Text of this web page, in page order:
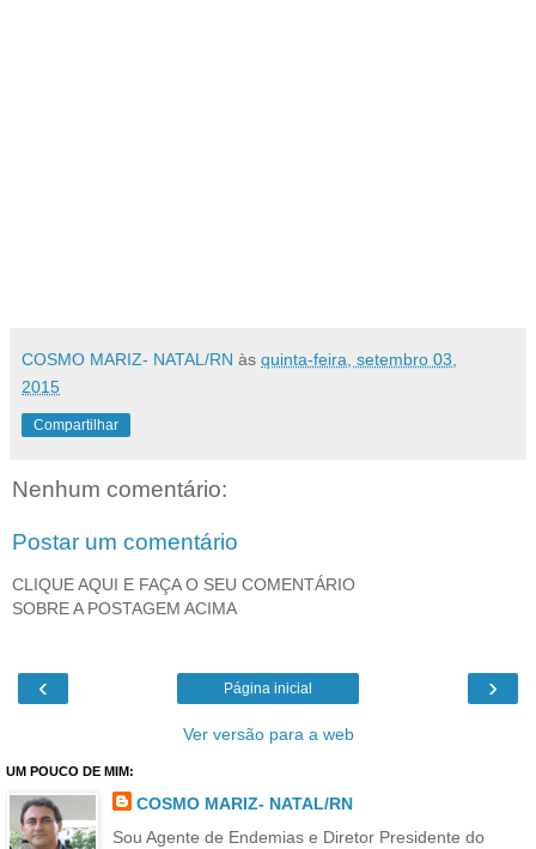
COSMO MARIZ- NATAL/RN às quinta-feira, setembro 03,
2015
Compartilhar
Nenhum comentário:
Postar um comentário
CLIQUE AQUI E FAÇA O SEU COMENTÁRIO
SOBRE A POSTAGEM ACIMA
‹ ›
Página inicial
Ver versão para a web
UM POUCO DE MIM:
COSMO MARIZ- NATAL/RN
Sou Agente de Endemias e Diretor Presidente do